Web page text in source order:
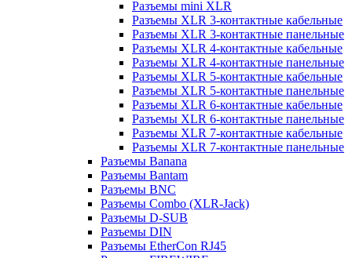
Разъемы mini XLR
Разъемы XLR 3-контактные кабельные
Разъемы XLR 3-контактные панельные
Разъемы XLR 4-контактные кабельные
Разъемы XLR 4-контактные панельные
Разъемы XLR 5-контактные кабельные
Разъемы XLR 5-контактные панельные
Разъемы XLR 6-контактные кабельные
Разъемы XLR 6-контактные панельные
Разъемы XLR 7-контактные кабельные
Разъемы XLR 7-контактные панельные
Разъемы Banana
Разъемы Bantam
Разъемы BNC
Разъемы Combo (XLR-Jack)
Разъемы D-SUB
Разъемы DIN
Разъемы EtherCon RJ45